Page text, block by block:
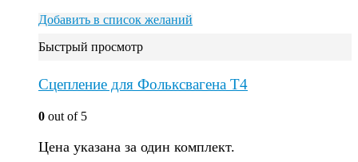
Добавить в список желаний
Быстрый просмотр
Сцепление для Фольксвагена Т4
0 out of 5
Цена указана за один комплект.